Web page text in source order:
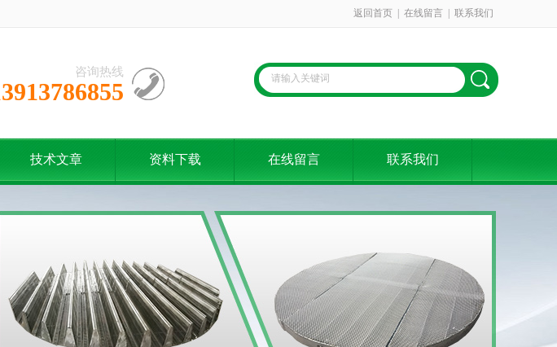
返回首页 在线留言 联系我们
咨询热线
技术文章 资料下载 在线留言 联系我们